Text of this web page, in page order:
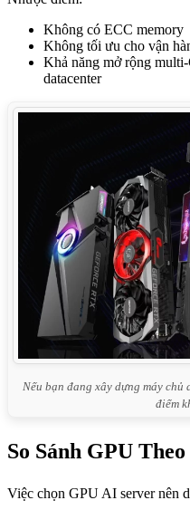
Không có ECC memory
Không tối ưu cho vận
Khả năng mở rộng
datacenter
Nếu bạn đang xây dựng máy
điểm
So Sánh GPU
Việc chọn GPU AI server nên